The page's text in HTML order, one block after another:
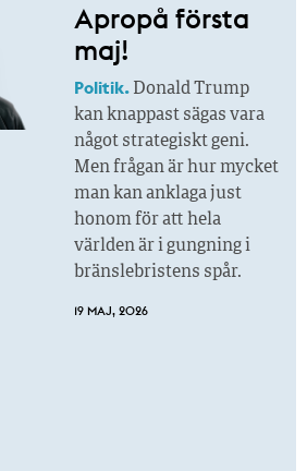
Apropå första
maj!
Politik. Donald Trump
kan knappast sägas vara
något strategiskt geni.
Men frågan är hur mycket
man kan anklaga just
honom för att hela
världen är i gungning i
bränslebristens spår.
19 MAJ, 2026